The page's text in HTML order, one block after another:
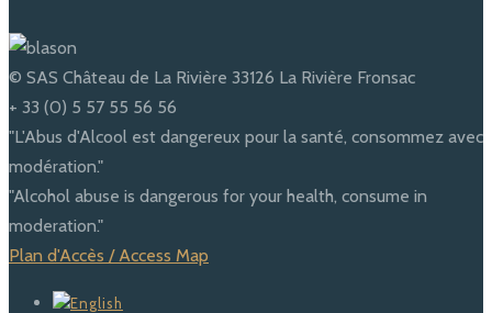
© SAS Château de La Rivière 33126 La Rivière Fronsac
+ 33 (0) 5 57 55 56 56
"L'Abus d'Alcool est dangereux pour la santé, consommez avec
modération."
"Alcohol abuse is dangerous for your health, consume in
moderation."
Plan d'Accès / Access Map